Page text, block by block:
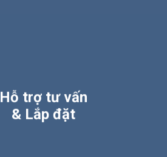
Hỗ trợ tư vấn
& Lắp đặt